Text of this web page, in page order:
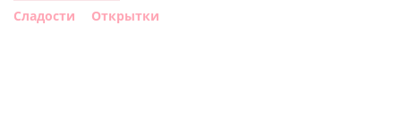
Сладости
Открытки